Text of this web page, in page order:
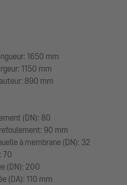
1650 mm
1150 mm
890 mm
(DN): 80
90 mm
à membrane (DN): 32
70
(DN): 200
(DA): 110 mm